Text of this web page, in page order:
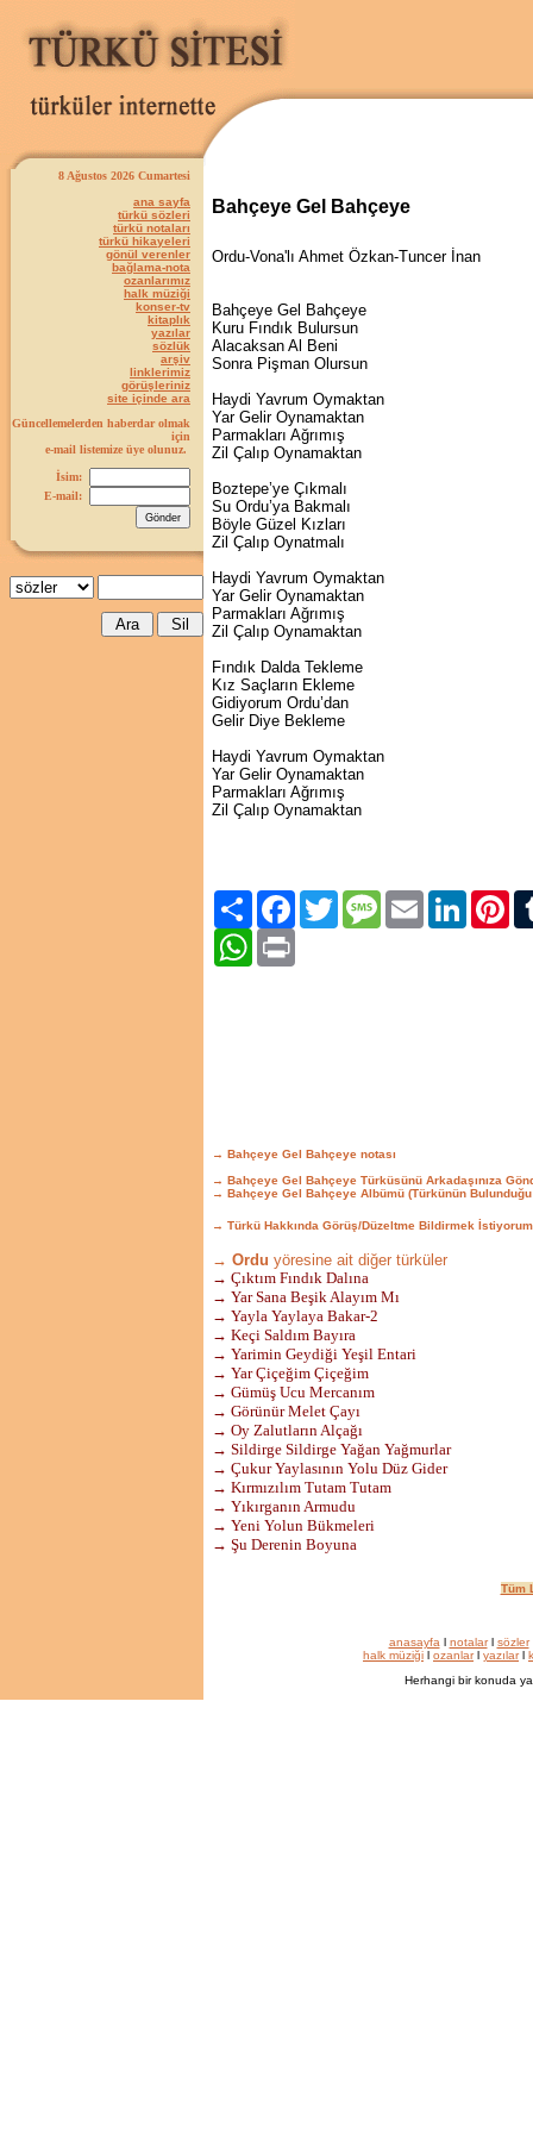
8 Ağustos 2026 Cumartesi
ana sayfa
türkü sözleri
türkü notaları
türkü hikayeleri
gönül verenler
bağlama-nota
ozanlarımız
halk müziği
konser-tv
kitaplık
yazılar
sözlük
arşiv
linklerimiz
görüşleriniz
site içinde ara
Güncellemelerden haberdar olmak
için
e-mail listemize üye olunuz.
İsim:
E-mail:
Bahçeye Gel Bahçeye
Ordu-Vona'lı Ahmet Özkan-Tuncer İnan
Bahçeye Gel Bahçeye
Kuru Fındık Bulursun
Alacaksan Al Beni
Sonra Pişman Olursun
Haydi Yavrum Oymaktan
Yar Gelir Oynamaktan
Parmakları Ağrımış
Zil Çalıp Oynamaktan
Boztepe’ye Çıkmalı
Su Ordu’ya Bakmalı
Böyle Güzel Kızları
Zil Çalıp Oynatmalı
Haydi Yavrum Oymaktan
Yar Gelir Oynamaktan
Parmakları Ağrımış
Zil Çalıp Oynamaktan
Fındık Dalda Tekleme
Kız Saçların Ekleme
Gidiyorum Ordu’dan
Gelir Diye Bekleme
Haydi Yavrum Oymaktan
Yar Gelir Oynamaktan
Parmakları Ağrımış
Zil Çalıp Oynamaktan
Paylaş FacebookTwitter Message Email LinkedIn
WhatsApp
→ Bahçeye Gel Bahçeye notası
→ Bahçeye Gel Bahçeye Türküsünü Arkadaşınıza
→ Bahçeye Gel Bahçeye Albümü (Türkünün
→ Türkü Hakkında Görüş/Düzeltme Bildirmek İstiyorum
→ Ordu yöresine ait diğer türküler
→ Çıktım Fındık Dalına
→ Yar Sana Beşik Alayım Mı
→ Yayla Yaylaya Bakar-2
→ Keçi Saldım Bayıra
→ Yarimin Geydiği Yeşil Entari
→ Yar Çiçeğim Çiçeğim
→ Gümüş Ucu Mercanım
→ Görünür Melet Çayı
→ Oy Zalutların Alçağı
→ Sildirge Sildirge Yağan Yağmurlar
→ Çukur Yaylasının Yolu Düz Gider
→ Kırmızılım Tutam Tutam
→ Yıkırganın Armudu
→ Yeni Yolun Bükmeleri
→ Şu Derenin Boyuna
Tüm
anasayfa l notalarl sözler
halk müziği l ozanlarl yazılarl
Herhangi bir konuda